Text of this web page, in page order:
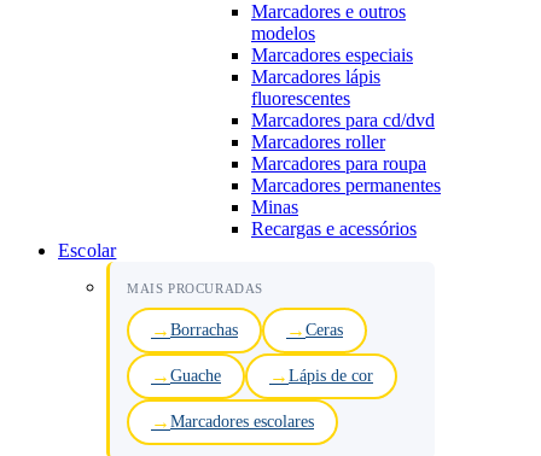
Marcadores e outros
modelos
Marcadores especiais
Marcadores lápis
fluorescentes
Marcadores para cd/dvd
Marcadores roller
Marcadores para roupa
Marcadores permanentes
Minas
Recargas e acessórios
Escolar
MAIS PROCURADAS
Borrachas Ceras
Guache Lápis de cor
Marcadores escolares